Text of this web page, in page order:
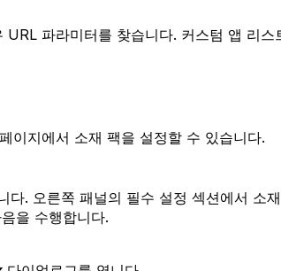
파라미터를 찾습니다. 커스텀 앱 리
페이지에서 소재 팩을 설정할 수 있습니다.
. 오른쪽 패널의 필수 설정 섹션에서 소
을 수행합니다.